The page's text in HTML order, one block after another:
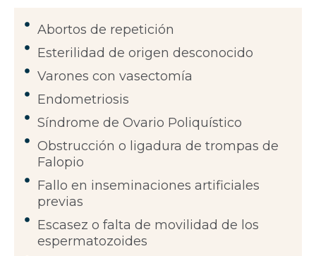
Abortos de repetición
Esterilidad de origen desconocido
Varones con vasectomía
Endometriosis
Síndrome de Ovario Poliquístico
Obstrucción o ligadura de trompas de
Falopio
Fallo en inseminaciones artificiales
previas
Escasez o falta de movilidad de los
espermatozoides